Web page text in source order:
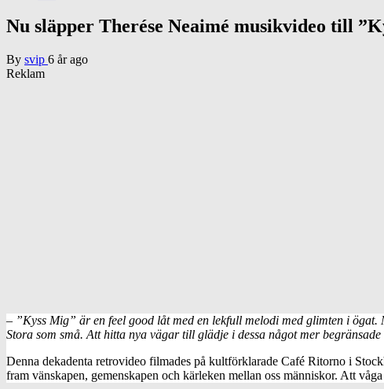
Nu släpper Therése Neaimé musikvideo till
By svip 6 år ago
Reklam
– ”Kyss Mig” är en feel good låt med en lekfull melodi med glimten i
Stora som små. Att hitta nya vägar till glädje i dessa något mer
Denna dekadenta retrovideo filmades på kultförklarade Café Ritorno i
fram vänskapen, gemenskapen och kärleken mellan oss människor. Att